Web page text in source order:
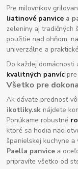
Pre milovníkov
liatinové panvice a
zeleniny aj tradičných
použitie nad ohňom,
univerzálne a
Do každej
kvalitných panvíc
Všetko pre
Ak dávate prednosť
ikotliky.sk nájdete
Ponúkame robustné
ktoré sa hodia nad
španielskej kuchyne
Paella panvice a
pripravíte všetko od